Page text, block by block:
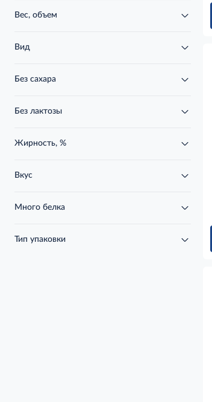
Вес, объем
Вид
Без сахара
Без лактозы
Жирность, %
Вкус
Много белка
Тип упаковки